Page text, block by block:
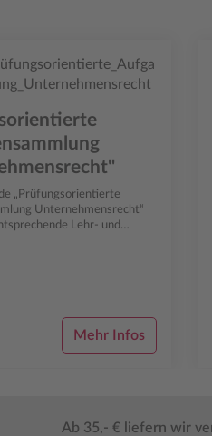
„Prüfungsorientierte
Lehr- und
Mehr Infos
Ab 35,- € liefern wir